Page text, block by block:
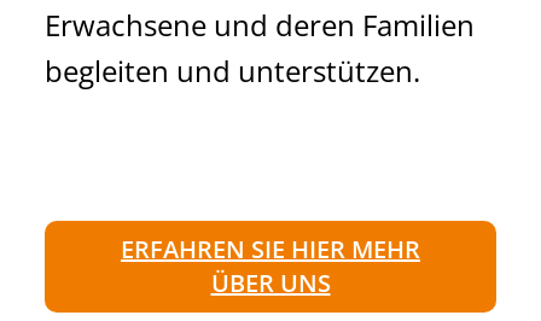
Erwachsene und deren Familien
begleiten und unterstützen.
ERFAHREN SIE HIER MEHR
ÜBER UNS